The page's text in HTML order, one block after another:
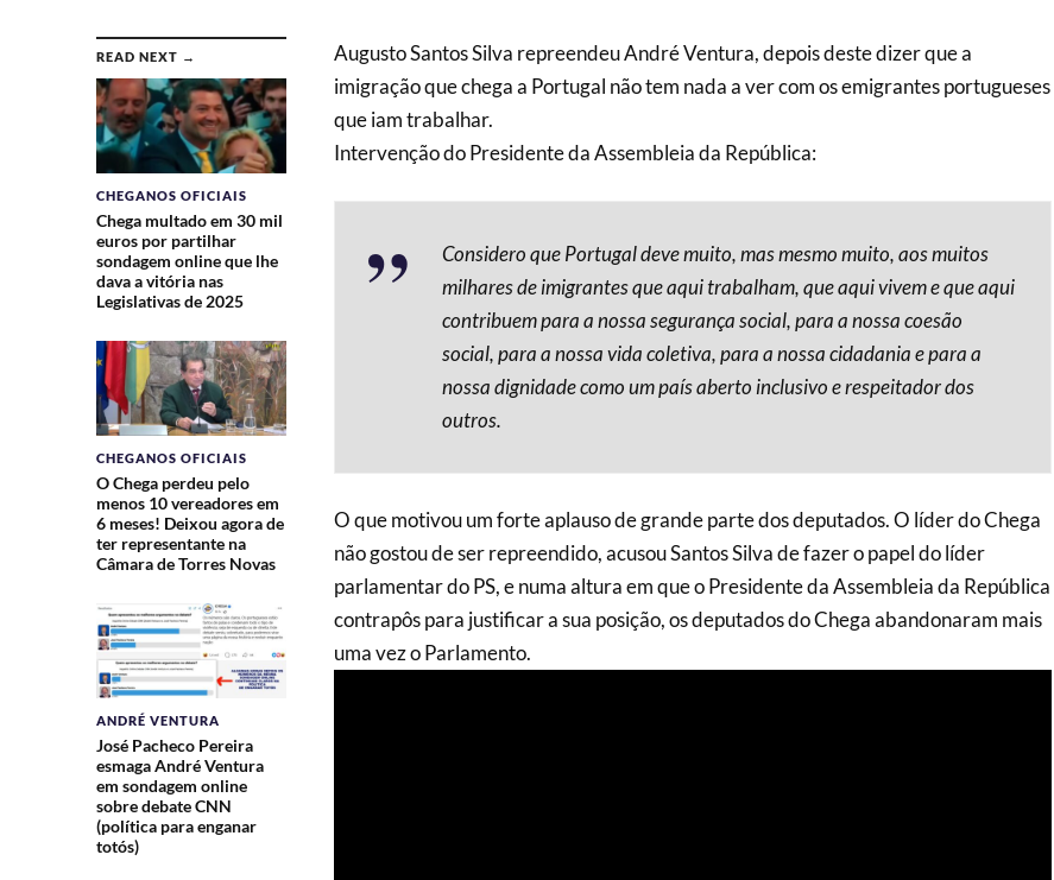
READ NEXT →
CHEGANOS OFICIAIS
Chega multado em 30 mil
euros por partilhar
sondagem online que lhe
dava a vitória nas
Legislativas de 2025
CHEGANOS OFICIAIS
O Chega perdeu pelo
menos 10 vereadores em
6 meses! Deixou agora de
ter representante na
Câmara de Torres Novas
ANDRÉ VENTURA
José Pacheco Pereira
esmaga André Ventura
em sondagem online
sobre debate CNN
(política para enganar
totós)
Augusto Santos Silva repreendeu André Ventura, depois deste dizer que a
imigração que chega a Portugal não tem nada a ver com os emigrantes portugueses
que iam trabalhar.
Intervenção do Presidente da Assembleia da República:
Considero que Portugal deve muito, mas mesmo muito, aos muitos
milhares de imigrantes que aqui trabalham, que aqui vivem e que aqui
contribuem para a nossa segurança social, para a nossa coesão
social, para a nossa vida coletiva, para a nossa cidadania e para a
nossa dignidade como um país aberto inclusivo e respeitador dos
outros.
O que motivou um forte aplauso de grande parte dos deputados. O líder do Chega
não gostou de ser repreendido, acusou Santos Silva de fazer o papel do líder
parlamentar do PS, e numa altura em que o Presidente da Assembleia da República
contrapôs para justificar a sua posição, os deputados do Chega abandonaram mais
uma vez o Parlamento.